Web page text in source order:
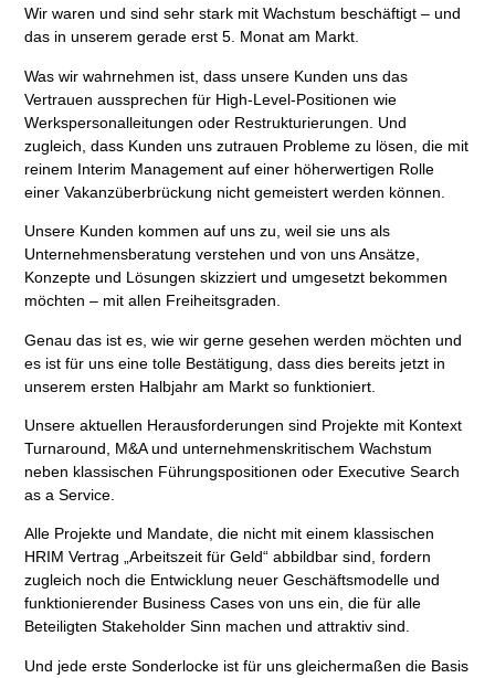
Wir waren und sind sehr stark mitWachstum beschäftigt – und
das in unserem gerade erst 5. Monat am Markt.
Was wir wahrnehmen ist, dass unsere Kunden uns das
Vertrauen aussprechen für High-Level-Positionen wie
Werkspersonalleitungen oder Restrukturierungen . Und
zugleich, dass Kunden uns zutrauen Probleme zu lösen, die mit
reinem Interim Management auf einer höherwertigen Rolle
einer Vakanzüberbrückung nicht gemeistert werden können.
Unsere Kunden kommen auf uns zu, weil sie uns als
Unternehmensberatung verstehen und von uns Ansätze,
Konzepte und Lösungen skizziert und umgesetzt bekommen
möchten – mit allen Freiheitsgraden.
Genau das ist es, wie wir gerne gesehen werden möchten und
es ist für uns eine tolle Bestätigung, dass dies bereits jetzt in
unserem ersten Halbjahr am Markt so funktioniert.
Unsere aktuellen Herausforderungen sind Projekte mit Kontext
Turnaround, M&A und unternehmenskritischem Wachstum
neben klassischen Führungspositionen oder Executive Search
as a Service.
Alle Projekte und Mandate, die nicht mit einem klassischen
HRIM Vertrag „Arbeitszeit für Geld“ abbildbar sind, fordern
zugleich noch die Entwicklung neuer Geschäftsmodelle und
funktionierender Business Cases von uns ein, die für alle
Beteiligten Stakeholder Sinn machen und attraktiv sind.
Und jede erste Sonderlocke ist für uns gleichermaßen die Basis